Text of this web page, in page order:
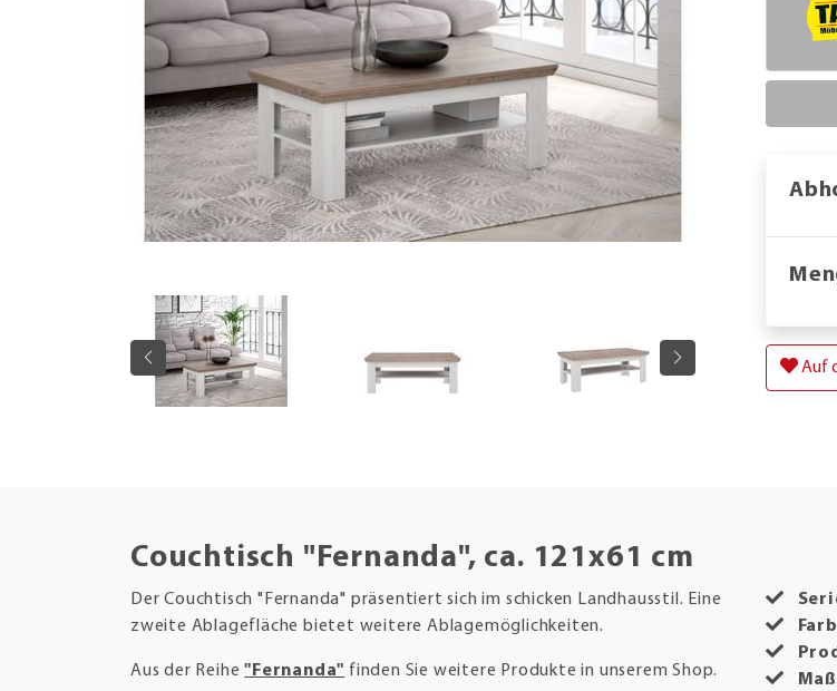
Auf
Couchtisch "Fernanda", ca. 121x61 cm
Der Couchtisch "Fernanda" präsentiert sich im schicken Landhausstil. Eine
zweite Ablagefläche bietet weitere Ablagemöglichkeiten.
Aus der Reihe"Fernanda" finden Sie weitere Produkte in unserem Shop.